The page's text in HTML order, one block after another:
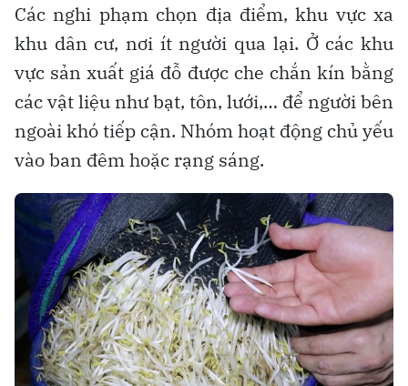
Các nghi phạm chọn địa điểm, khu vực xa
khu dân cư, nơi ít người qua lại. Ở các khu
vực sản xuất giá đỗ được che chắn kín bằng
các vật liệu như bạt, tôn, lưới,… để người bên
ngoài khó tiếp cận. Nhóm hoạt động chủ yếu
vào ban đêm hoặc rạng sáng.